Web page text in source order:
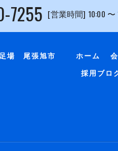
7255 [営業時間] 10:00
場 尾張旭市 ホーム
採用ブロ